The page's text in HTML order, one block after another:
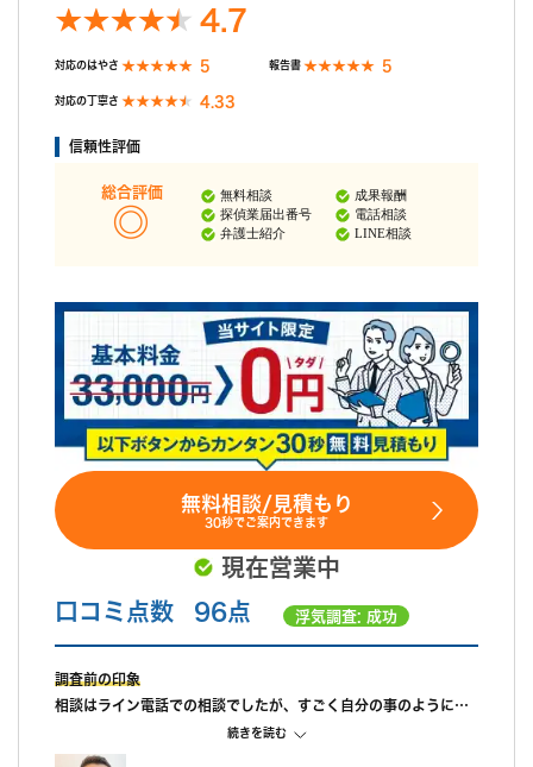
4.7
対応のはやさ 5 報告書 5
対応の丁寧さ 4.33
信頼性評価
総合評価
無料相談
探偵業届出番号
弁護士紹介
成果報酬
電話相談
LINE相談
無料相談/見積もり
30秒でご案内できます
現在営業中
口コミ点数
96点 浮気調査: 成功
調査前の印象
相談はライン電話での相談でしたが、すごく自分の事のように親
身になって相談に乗ってもらえました。 また、私が自己肯定感が
低いこともあり、自分のことを攻めていると、もっと自信を持ち
続きを読む